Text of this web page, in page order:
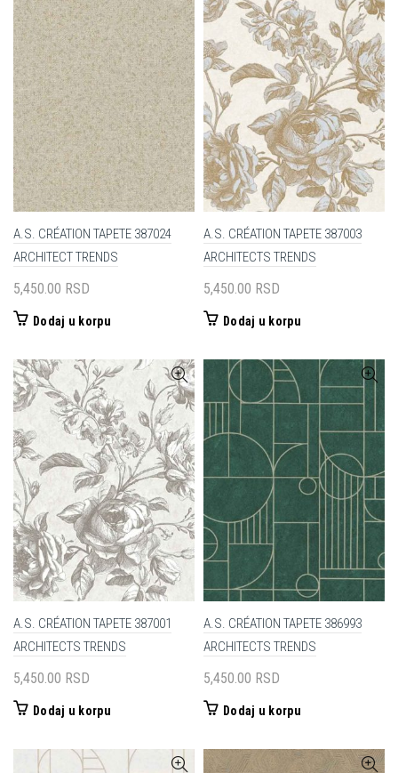
A.S. CRÉATION TAPETE 387024
ARCHITECT TRENDS
5,450.00 RSD
Dodaj u korpu
A.S. CRÉATION TAPETE 387003
ARCHITECTS TRENDS
5,450.00 RSD
Dodaj u korpu
A.S. CRÉATION TAPETE 387001
ARCHITECTS TRENDS
5,450.00 RSD
Dodaj u korpu
A.S. CRÉATION TAPETE 386993
ARCHITECTS TRENDS
5,450.00 RSD
Dodaj u korpu